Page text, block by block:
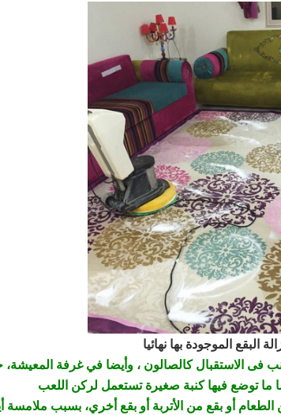
البقع الموجودة بها نهائيا
فى الاستقبال كالصالون ، وأيضا في غرفة المعيشة،
أو بقع من الأتربة أو بقع أخري، بسبب